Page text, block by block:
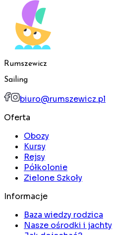
Rumszewicz
Sailing
biuro@rumszewicz.pl
Oferta
Obozy
Kursy
Rejsy
Półkolonie
Zielone Szkoły
Informacje
Baza wiedzy rodzica
Nasze ośrodki i jachty